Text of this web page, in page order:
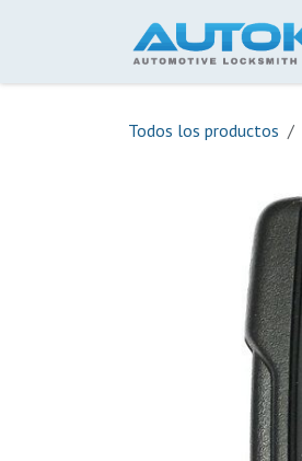
Todos los productos